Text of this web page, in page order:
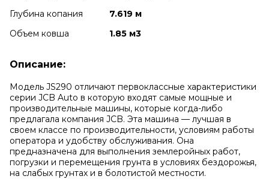
Глубина копания
7.619 м
Объем ковша
1.85 м3
Описание:
Модель JS290 отличают первоклассные характеристики
серии JCB Auto в которую входят самые мощные и
производительные машины, которые когда-либо
предлагала компания JCB. Эта машина — лучшая в
своем классе по производительности, условиям работы
оператора и удобству обслуживания. Она
предназначена для выполнения землеройных работ,
погрузки и перемещения грунта в условиях бездорожья,
на слабых грунтах и в болотистой местности.